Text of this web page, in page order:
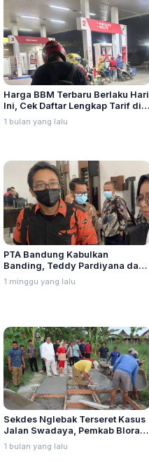
Harga BBM Terbaru Berlaku Hari
Ini, Cek Daftar Lengkap Tarif di
Seluruh Indonesia
1 bulan yang lalu
PTA Bandung Kabulkan
Banding, Teddy Pardiyana dan
Bintang Ditetapkan Ahli Waris
Lina Jubaedah
1 minggu yang lalu
Sekdes Nglebak Terseret Kasus
Jalan Swadaya, Pemkab Blora
Sebut Pendampingan Hukum
Bukan Kewenangannya
1 bulan yang lalu